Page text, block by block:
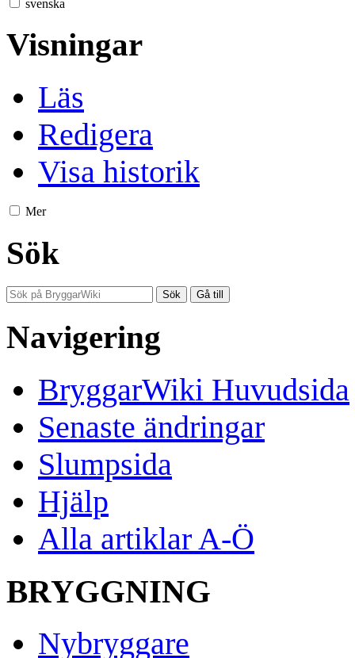
svenska
Visningar
Läs
Redigera
Visa historik
Mer
Sök
Navigering
BryggarWiki Huvudsida
Senaste ändringar
Slumpsida
Hjälp
Alla artiklar A-Ö
BRYGGNING
Nybryggare